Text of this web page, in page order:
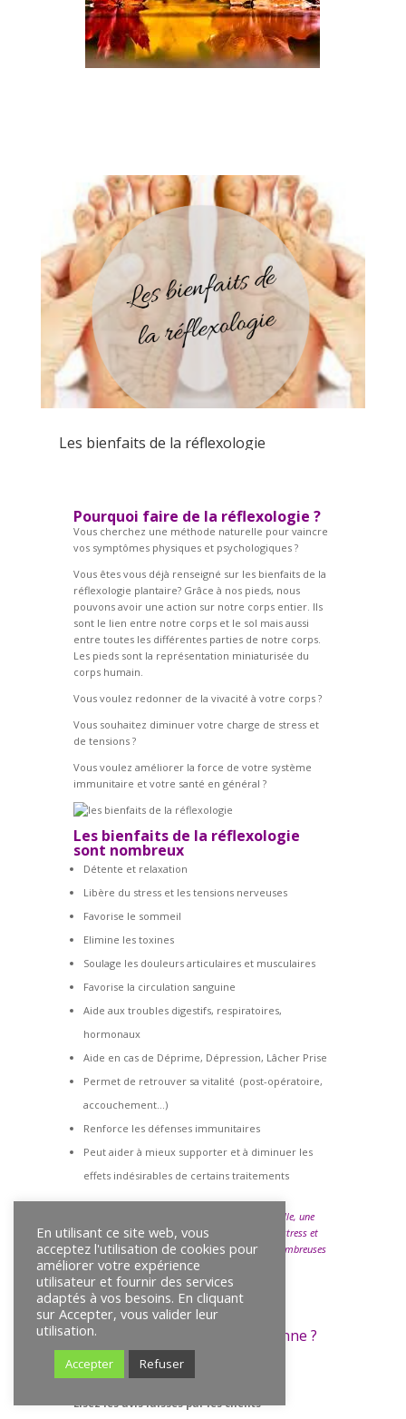
Les bienfaits de la réflexologie
Pourquoi faire de la réflexologie ?
Vous cherchez une méthode naturelle pour vaincre
vos symptômes physiques et psychologiques ?
Vous êtes vous déjà renseigné sur les bienfaits de la
réflexologie plantaire? Grâce à nos pieds, nous
pouvons avoir une action sur notre corps entier. Ils
sont le lien entre notre corps et le sol mais aussi
entre toutes les différentes parties de notre corps.
Les pieds sont la représentation miniaturisée du
corps humain.
Vous voulez redonner de la vivacité à votre corps ?
Vous souhaitez diminuer votre charge de stress et
de tensions ?
Vous voulez améliorer la force de votre système
immunitaire et votre santé en général ?
Les bienfaits de la réflexologie
sont nombreux
Détente et relaxation
Libère du stress et les tensions nerveuses
Favorise le sommeil
Elimine les toxines
Soulage les douleurs articulaires et musculaires
Favorise la circulation sanguine
Aide aux troubles digestifs, respiratoires,
hormonaux
Aide en cas de Déprime, Dépression, Lâcher Prise
Permet de retrouver sa vitalité (post-opératoire,
accouchement…)
Renforce les défenses immunitaires
Peut aider à mieux supporter et à diminuer les
effets indésirables de certains traitements
La réflexologie plantaire chinoise et dimensionnelle, une
méthode naturelle pour se ressourcer, gérer son stress et
libérer ses tensions, la réflexologie possède de nombreuses
vertues.
Comment savoir si cela fonctionne ?
Testez vous-même maintenant
Lisez les avis laissés par les clients
En utilisant ce site web, vous
acceptez l'utilisation de cookies pour
améliorer votre expérience
utilisateur et fournir des services
adaptés à vos besoins. En cliquant
sur Accepter, vous valider leur
utilisation.
Accepter Refuser